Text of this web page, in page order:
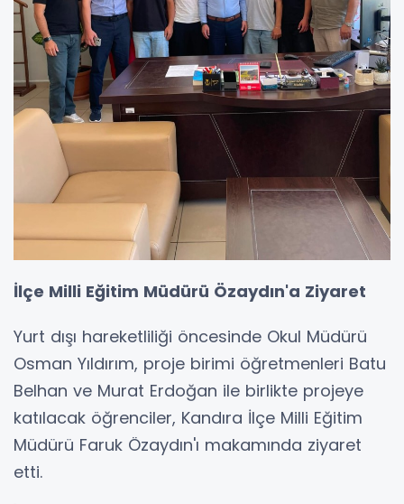
İlçe Milli Eğitim Müdürü Özaydın'a Ziyaret
Yurt dışı hareketliliği öncesinde Okul Müdürü
Osman Yıldırım, proje birimi öğretmenleri Batu
Belhan ve Murat Erdoğan ile birlikte projeye
katılacak öğrenciler, Kandıra İlçe Milli Eğitim
Müdürü Faruk Özaydın'ı makamında ziyaret
etti.